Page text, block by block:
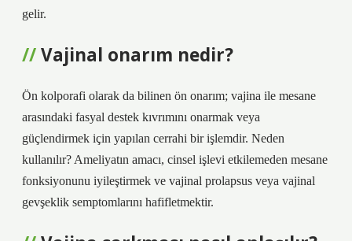
gelir.
Vajinal onarım nedir?
Ön kolporafi olarak da bilinen ön onarım; vajina ile mesane
arasındaki fasyal destek kıvrımını onarmak veya
güçlendirmek için yapılan cerrahi bir işlemdir. Neden
kullanılır? Ameliyatın amacı, cinsel işlevi etkilemeden mesane
fonksiyonunu iyileştirmek ve vajinal prolapsus veya vajinal
gevşeklik semptomlarını hafifletmektir.